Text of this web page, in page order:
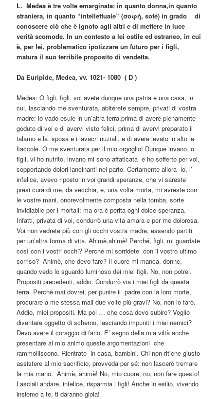
L. Medea è tre volte emarginata: in quanto donna,in quanto
straniera, in quanto “intellettuale” (σοφή, sofé) in grado di
conoscere ciò che è ignoto agli altri e di mettere in luce
verità scomode. In un contesto a lei ostile ed estraneo, in cui
è, per lei, problematico ipotizzare un futuro per i figli,
matura il suo terribile proposito di vendetta.
Da Euripide, Medea, vv. 1021- 1080 ( D )
Medea: O figli, figli, voi avete dunque una patria e una casa, in
cui, lasciando me sventurata, abiterete sempre, privati di vostra
madre: io vado esule in un’altra terra,prima di avere pienamente
goduto di voi e di avervi visto felici, prima di avervi preparato il
talamo e la sposa e i lavacri nuziali, e di avere levato in alto le
fiaccole. O me sventurata per il mio orgoglio! Dunque invano, o
figli, vi ho nutrito, invano mi sono affaticata e ho sofferto per voi,
sopportando dolori lancinanti nel parto. Certamente allora io, l’
infelice, avevo riposto in voi grandi speranze, che vi sareste
presi cura di me, da vecchia, e, una volta morta, mi avreste con
le vostre mani, onorevolmente composta nella tomba, sorte
invidiabile per i mortali: ma ora è perita ogni dolce speranza.
Infatti, privata di voi, condurrò una vita amara e per me dolorosa.
Voi non vedrete più con gli occhi vostra madre, essendo partiti
per un’altra forma di vita. Ahimè,ahimè! Perché, figli, mi guardate
così con i vostri occhi? Perché mi sorridete con il vostro ultimo
sorriso? Ahimè, che devo fare? Il cuore mi manca, donne,
quando vedo lo sguardo luminoso dei miei figli. No, non potrei.
Propositi precedenti, addio. Condurrò via i miei figli da questa
terra. Perché mai dovrei, per punire il padre con la loro morte,
procurare a me stessa mali due volte più gravi? No, non lo farò.
Addio, miei propositi. Ma poi … che cosa devo subire? Voglio
diventare oggetto di scherno, lasciando impuniti i miei nemici?
Devo avere il coraggio di farlo. E’ segno della mia viltà anche
presentare al mio animo queste argomentazioni che
rammolliscono. Rientrate in casa, bambini. Chi non ritiene giusto
assistere al mio sacrificio, provveda per sé: non lascerò tremare
la mia mano. Ahimè, ahimè! No, mio cuore, no, non fare questo!
Lasciali andare, infelice, risparmia i figli! Anche in esilio, vivendo
insieme a te, ti daranno gioia!